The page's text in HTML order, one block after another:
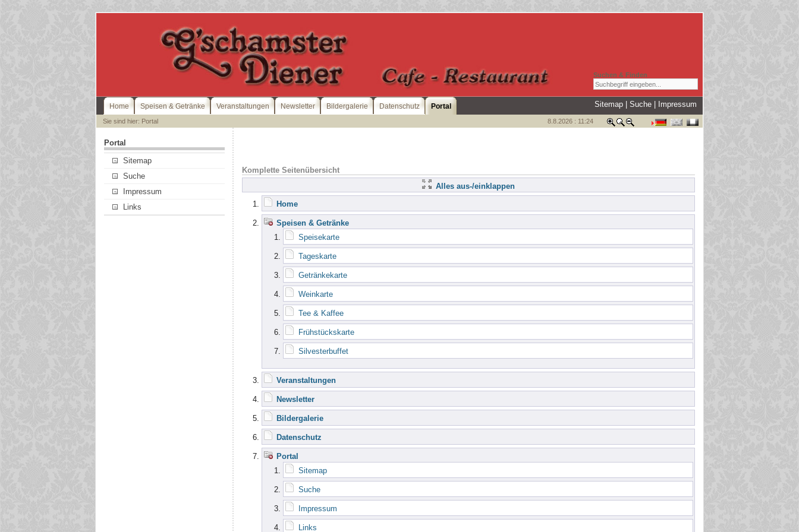
Suchen & Finden
Sitemap |Suche Impressum
Home Speisen & Getränke Veranstaltungen Newsletter Bildergalerie Datenschutz Portal
Sie sind hier: Portal 8.8.2026 : 11:24
Portal
Sitemap
Suche
Impressum
Links
Komplette Seitenübersicht
Alles aus-/einklappen
Home
Speisen & Getränke
Speisekarte
Tageskarte
Getränkekarte
Weinkarte
Tee & Kaffee
Frühstückskarte
Silvesterbuffet
Veranstaltungen
Newsletter
Bildergalerie
Datenschutz
Portal
Sitemap
Suche
Impressum
Links